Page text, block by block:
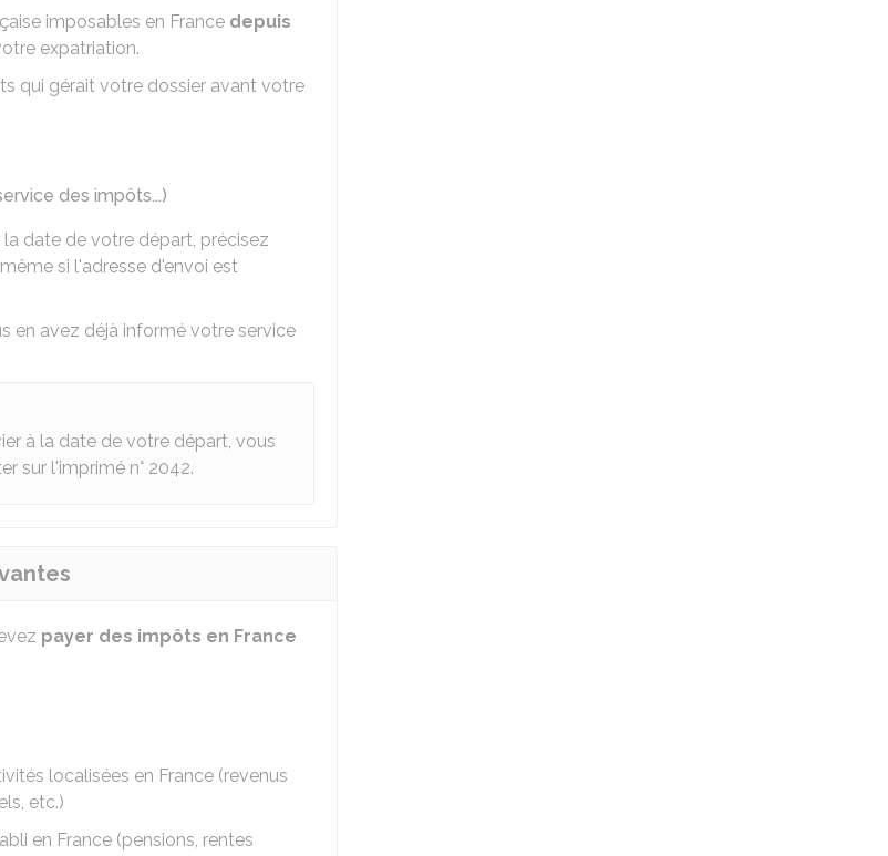
imposables en France depuis
expatriation.
qui gérait votre dossier avant votre
des impôts...)
la date de votre départ, précisez
si l'adresse d'envoi est
en avez déjà informé votre service
à la date de votre départ, vous
sur l'imprimé n° 2042.
payer des impôts en France
localisées en France (revenus
etc.)
en France (pensions, rentes